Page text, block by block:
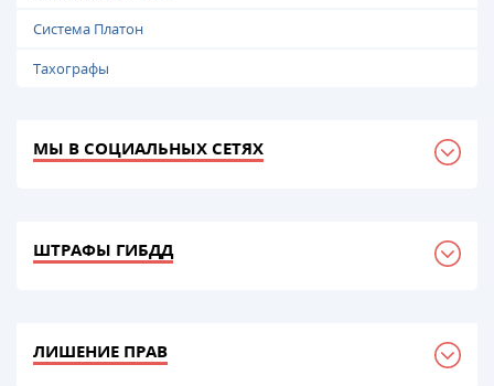
Система Платон
Тахографы
МЫ В СОЦИАЛЬНЫХ СЕТЯХ
ШТРАФЫ ГИБДД
ЛИШЕНИЕ ПРАВ